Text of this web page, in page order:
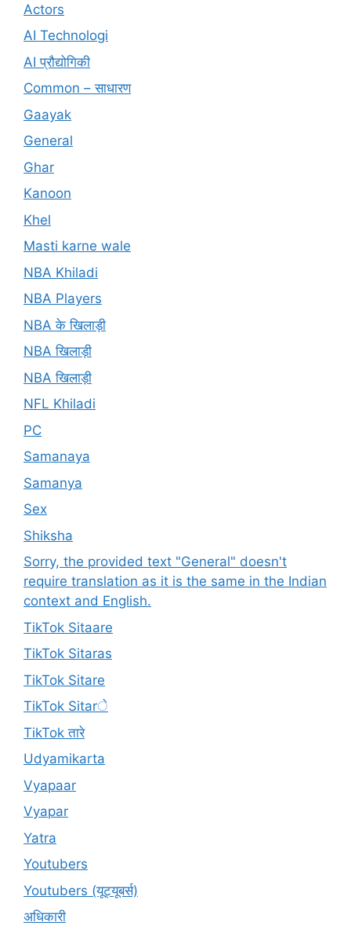
Actors
AI Technologi
AI प्रौद्योगिकी
Common – साधारण
Gaayak
General
Ghar
Kanoon
Khel
Masti karne wale
NBA Khiladi
NBA Players
NBA के खिलाड़ी
NBA खिलाड़ी
NBA खिलाड़ी
NFL Khiladi
PC
Samanaya
Samanya
Sex
Shiksha
Sorry, the provided text "General" doesn't
require translation as it is the same in the Indian
context and English.
TikTok Sitaare
TikTok Sitaras
TikTok Sitare
TikTok Sitarे
TikTok तारे
Udyamikarta
Vyapaar
Vyapar
Yatra
Youtubers
Youtubers (यूट्यूबर्स)
अधिकारी